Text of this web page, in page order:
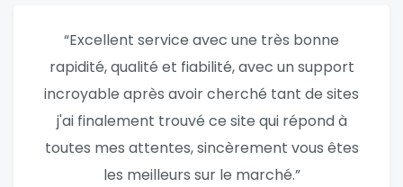
“Excellent service avec une très bonne
rapidité, qualité et fiabilité, avec un support
incroyable après avoir cherché tant de sites
j'ai finalement trouvé ce site qui répond à
toutes mes attentes, sincèrement vous êtes
les meilleurs sur le marché.”